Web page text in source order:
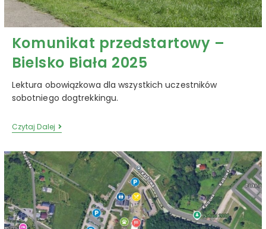
Komunikat przedstartowy –
Bielsko Biała 2025
Lektura obowiązkowa dla wszystkich uczestników
sobotniego dogtrekkingu.
Czytaj Dalej